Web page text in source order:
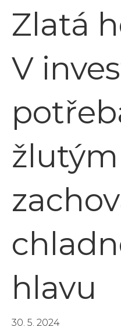
Zlatá
V
hlavu
30. 5. 2024